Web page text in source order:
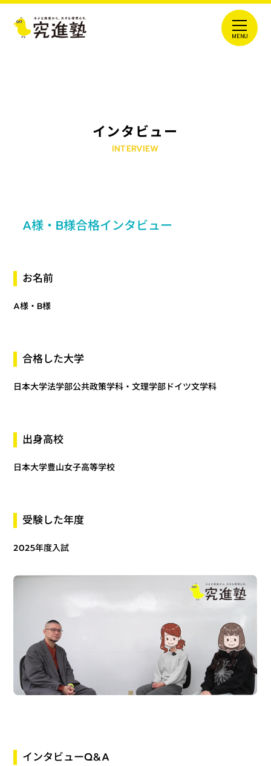
インタビュー
INTERVIEW
A様・B様合格インタビュー
お名前
A様・B様
合格した大学
日本大学法学部公共政策学科・文理学部ドイツ文学科
出身高校
日本大学豊山女子高等学校
受験した年度
2025年度入試
インタビューQ&A